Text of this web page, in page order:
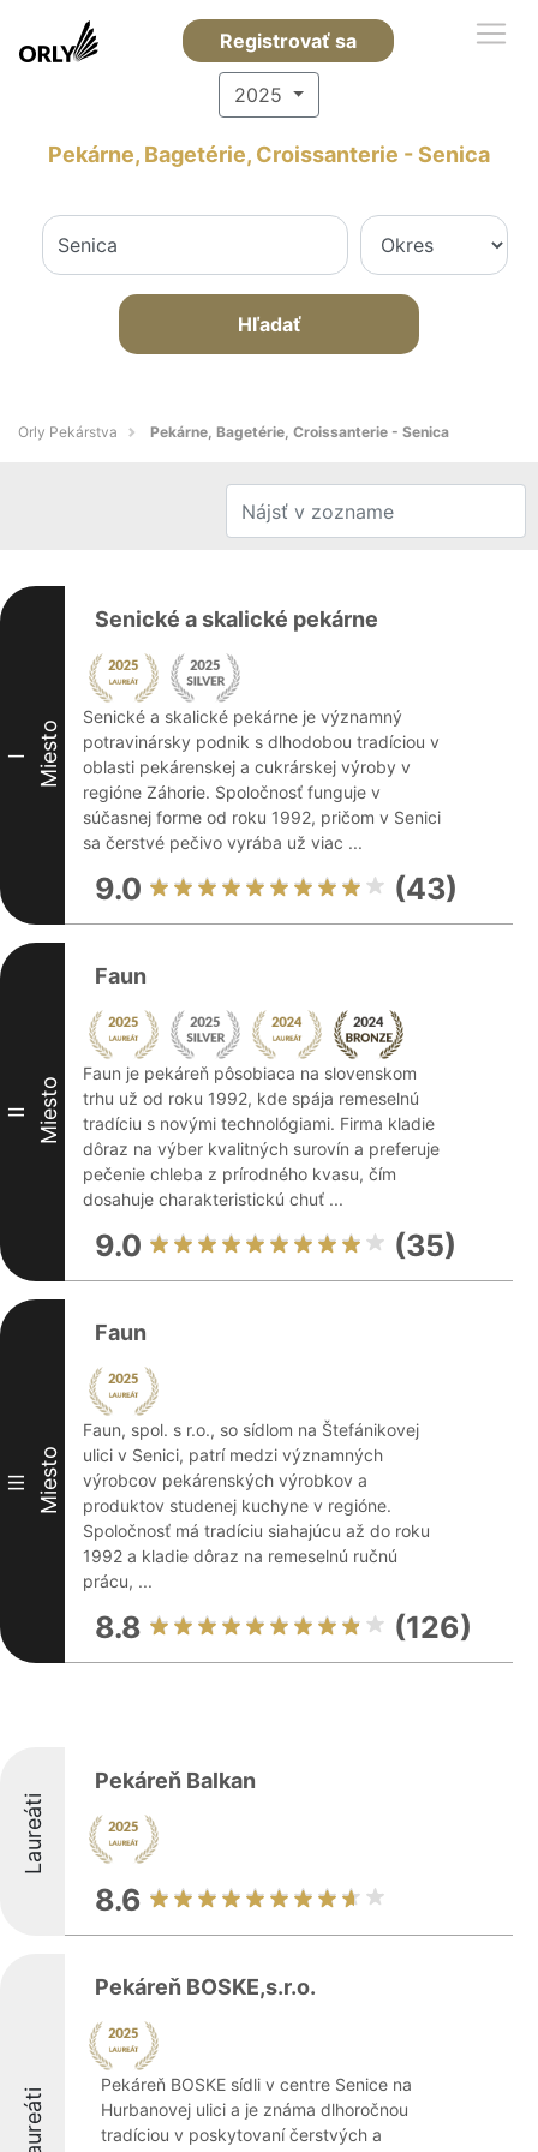
Registrovať sa
2025
Pekárne, Bagetérie, Croissanterie - Senica
Hľadať
Orly Pekárstva Pekárne, Bagetérie, Croissanterie - Senica
I Miesto
Senické a skalické pekárne
Senické a skalické pekárne je významný
potravinársky podnik s dlhodobou tradíciou v
oblasti pekárenskej a cukrárskej výroby v
regióne Záhorie. Spoločnosť funguje v
súčasnej forme od roku 1992, pričom v Senici
sa čerstvé pečivo vyrába už viac ...
9.0 (43)
II Miesto
Faun
Faun je pekáreň pôsobiaca na slovenskom
trhu už od roku 1992, kde spája remeselnú
tradíciu s novými technológiami. Firma kladie
dôraz na výber kvalitných surovín a preferuje
pečenie chleba z prírodného kvasu, čím
dosahuje charakteristickú chuť ...
9.0 (35)
III Miesto
Faun
Faun, spol. s r.o., so sídlom na Štefánikovej
ulici v Senici, patrí medzi významných
výrobcov pekárenských výrobkov a
produktov studenej kuchyne v regióne.
Spoločnosť má tradíciu siahajúcu až do roku
1992 a kladie dôraz na remeselnú ručnú
prácu, ...
8.8 (126)
Laureáti
Pekáreň Balkan
8.6
Laureáti
Pekáreň BOSKE,s.r.o.
Pekáreň BOSKE sídli v centre Senice na
Hurbanovej ulici a je známa dlhoročnou
tradíciou v poskytovaní čerstvých a